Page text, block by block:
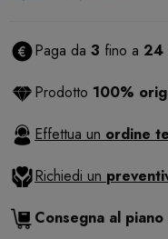
Paga da 3 fino a 24
Prodotto 100%
Effettua un ordine
Richiedi un
Consegna al